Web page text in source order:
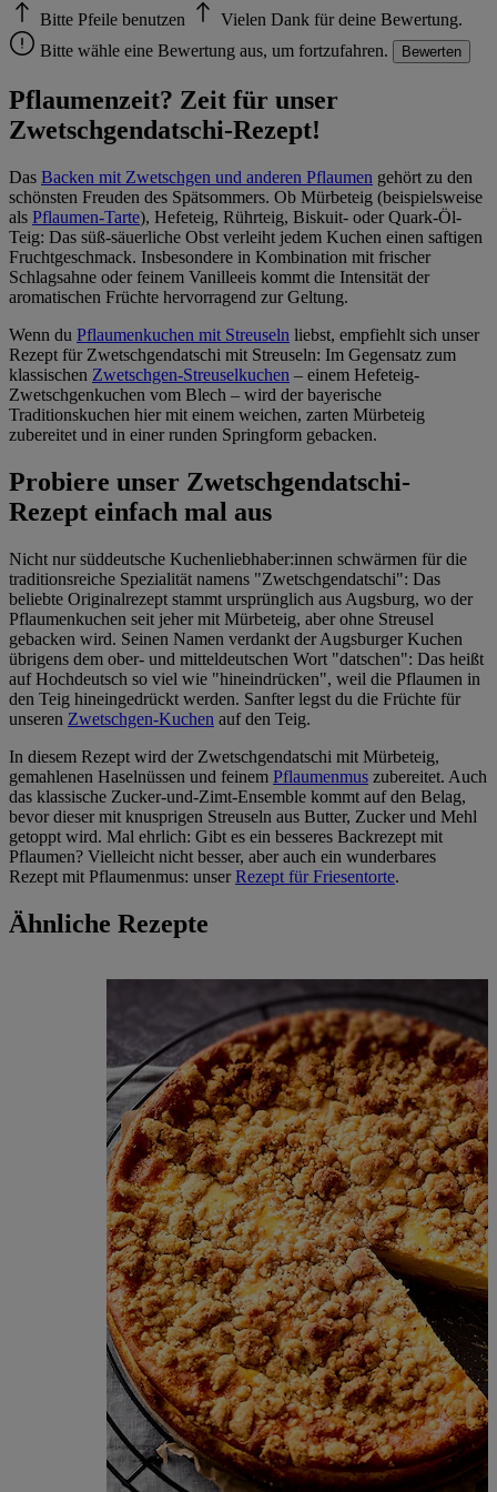
Bitte Pfeile benutzen
Vielen Dank für deine Bewertung.
Bitte wähle eine Bewertung aus, um fortzufahren.
Bewerten
Pflaumenzeit? Zeit für unser
Zwetschgendatschi-Rezept!
Das Backen mit Zwetschgen und anderen Pflaumen gehört zu den
schönsten Freuden des Spätsommers. Ob Mürbeteig (beispielsweise
als Pflaumen-Tarte), Hefeteig, Rührteig, Biskuit- oder Quark-Öl-
Teig: Das süß-säuerliche Obst verleiht jedem Kuchen einen saftigen
Fruchtgeschmack. Insbesondere in Kombination mit frischer
Schlagsahne oder feinem Vanilleeis kommt die Intensität der
aromatischen Früchte hervorragend zur Geltung.
Wenn du Pflaumenkuchen mit Streuseln liebst, empfiehlt sich unser
Rezept für Zwetschgendatschi mit Streuseln: Im Gegensatz zum
klassischen Zwetschgen-Streuselkuchen – einem Hefeteig-
Zwetschgenkuchen vom Blech – wird der bayerische
Traditionskuchen hier mit einem weichen, zarten Mürbeteig
zubereitet und in einer runden Springform gebacken.
Probiere unser Zwetschgendatschi-
Rezept einfach mal aus
Nicht nur süddeutsche Kuchenliebhaber:innen schwärmen für die
traditionsreiche Spezialität namens "Zwetschgendatschi": Das
beliebte Originalrezept stammt ursprünglich aus Augsburg, wo der
Pflaumenkuchen seit jeher mit Mürbeteig, aber ohne Streusel
gebacken wird. Seinen Namen verdankt der Augsburger Kuchen
übrigens dem ober- und mitteldeutschen Wort "datschen": Das heißt
auf Hochdeutsch so viel wie "hineindrücken", weil die Pflaumen in
den Teig hineingedrückt werden. Sanfter legst du die Früchte für
unseren Zwetschgen-Kuchen auf den Teig.
In diesem Rezept wird der Zwetschgendatschi mit Mürbeteig,
gemahlenen Haselnüssen und feinem Pflaumenmus zubereitet. Auch
das klassische Zucker-und-Zimt-Ensemble kommt auf den Belag,
bevor dieser mit knusprigen Streuseln aus Butter, Zucker und Mehl
getoppt wird. Mal ehrlich: Gibt es ein besseres Backrezept mit
Pflaumen? Vielleicht nicht besser, aber auch ein wunderbares
Rezept mit Pflaumenmus: unserRezept für Friesentorte.
Ähnliche Rezepte